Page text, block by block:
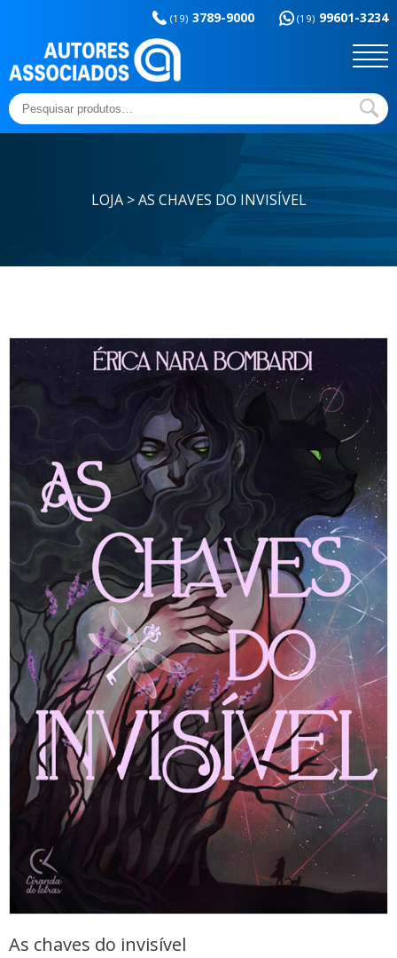
(19) 3789-9000 (19) 99601-3234
Pesquisar
por:
educação
Outros títulos
Sem categoria
Temas básicos
LOJA > AS CHAVES DO INVISÍVEL
As chaves do invisível